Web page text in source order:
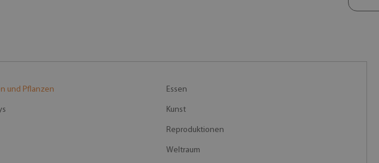
und Pflanzen Essen
Kunst
Reproduktionen
Weltraum